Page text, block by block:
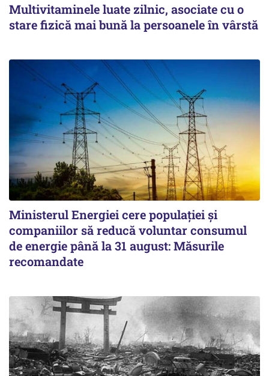
Multivitaminele luate zilnic, asociate cu o
stare fizică mai bună la persoanele în vârstă
Ministerul Energiei cere populației și
companiilor să reducă voluntar consumul
de energie până la 31 august: Măsurile
recomandate